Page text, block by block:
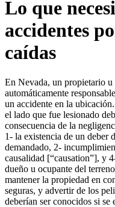
Lo que
accidentes
caídas
En Nevada, un propietario u
automáticamente
un accidente en la
el lado que fue lesionado
consecuencia de la
1- la existencia de un deber
demandado, 2-
causalidad [“causation”], y
dueño u ocupante del
mantener la propiedad en
seguras, y advertir de los
deberían ser conocidos si se